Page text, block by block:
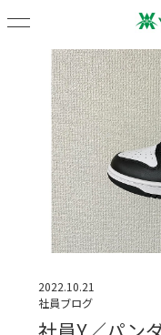
2022.10.21
社員ブログ